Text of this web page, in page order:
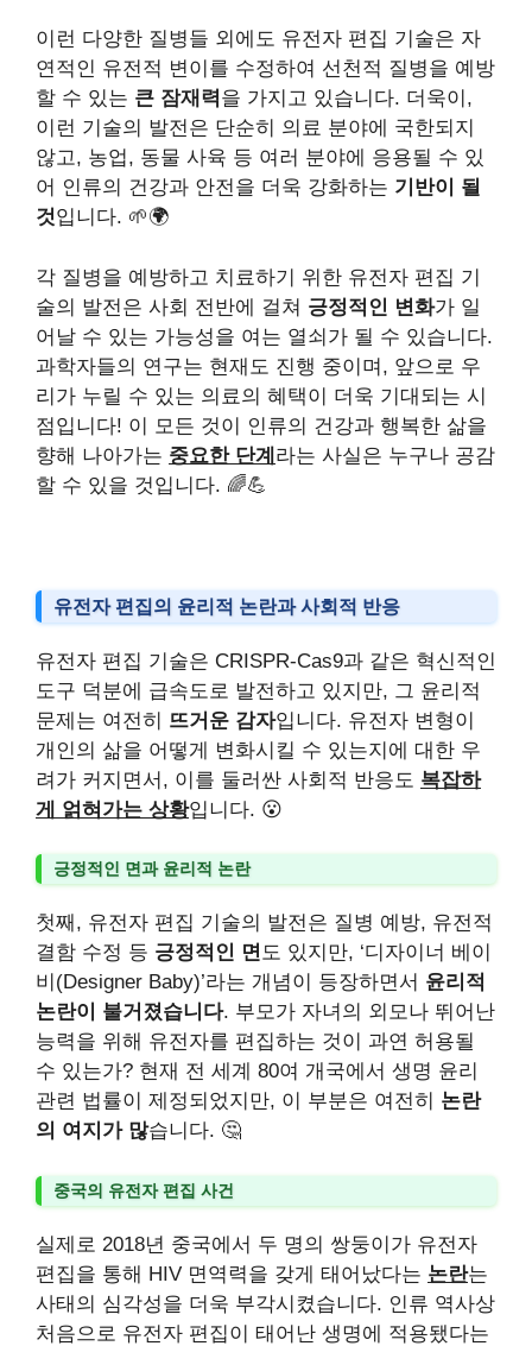
이런 다양한 질병들 외에도 유전자 편집 기술은 자
연적인 유전적 변이를 수정하여 선천적 질병을 예방
할 수 있는 큰 잠재력을 가지고 있습니다. 더욱이,
이런 기술의 발전은 단순히 의료 분야에 국한되지
않고, 농업, 동물 사육 등 여러 분야에 응용될 수 있
어 인류의 건강과 안전을 더욱 강화하는 기반이 될
것입니다. 🌱🌍
각 질병을 예방하고 치료하기 위한 유전자 편집 기
술의 발전은 사회 전반에 걸쳐 긍정적인 변화가 일
어날 수 있는 가능성을 여는 열쇠가 될 수 있습니다.
과학자들의 연구는 현재도 진행 중이며, 앞으로 우
리가 누릴 수 있는 의료의 혜택이 더욱 기대되는 시
점입니다! 이 모든 것이 인류의 건강과 행복한 삶을
향해 나아가는 중요한 단계 라는 사실은 누구나 공감
할 수 있을 것입니다. 🌈💪
유전자 편집의 윤리적 논란과 사회적 반응
유전자 편집 기술은 CRISPR-Cas9과 같은 혁신적인
도구 덕분에 급속도로 발전하고 있지만, 그 윤리적
문제는 여전히 뜨거운 감자입니다. 유전자 변형이
개인의 삶을 어떻게 변화시킬 수 있는지에 대한 우
려가 커지면서, 이를 둘러싼 사회적 반응도 복잡하
게 얽혀가는 상황입니다. 😮
긍정적인 면과 윤리적 논란
첫째, 유전자 편집 기술의 발전은 질병 예방, 유전적
결함 수정 등 긍정적인 면도 있지만, ‘디자이너 베이
비(Designer Baby)’라는 개념이 등장하면서 윤리적
논란이 불거졌습니다. 부모가 자녀의 외모나 뛰어난
능력을 위해 유전자를 편집하는 것이 과연 허용될
수 있는가? 현재 전 세계 80여 개국에서 생명 윤리
관련 법률이 제정되었지만, 이 부분은 여전히 논란
의 여지가 많습니다. 🤔
중국의 유전자 편집 사건
실제로 2018년 중국에서 두 명의 쌍둥이가 유전자
편집을 통해 HIV 면역력을 갖게 태어났다는 논란는
사태의 심각성을 더욱 부각시켰습니다. 인류 역사상
처음으로 유전자 편집이 태어난 생명에 적용됐다는